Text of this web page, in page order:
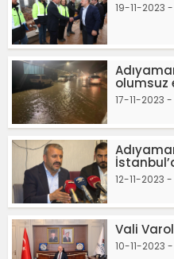
19-11-2023 -
olumsuz
17-11-2023 -
12-11-2023 -
Vali
10-11-2023 -